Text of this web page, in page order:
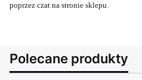
poprzez czat na stronie sklepu.
Polecane produkty